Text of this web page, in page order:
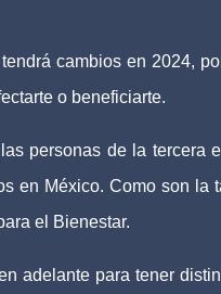
cambios en 2024,
o beneficiarte.
personas de la tercera
en México. Como son la
el Bienestar.
adelante para tener